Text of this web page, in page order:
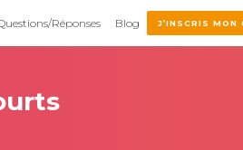
Réponses Blog J’INSCRIS MON